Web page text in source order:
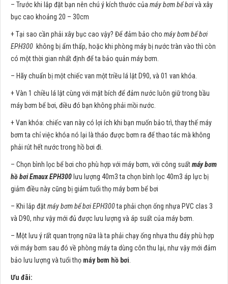
– Trước khi lắp đặt bạn nên chú ý kích thước củamáy bơm bể bơivà xây
bục cao khoảng 20 – 30cm
+ Tại sao cần phải xây bục cao vậy? Để đảm bảo cho máy bơm bể bơi
EPH300 không bị ẩm thấp, hoặc khi phòng máy bị nước tràn vào thì còn
có một thời gian nhất định để ta bảo quản máy bơm.
– Hãy chuẩn bị một chiếc van một triều lá lật D90, và 01 van khóa.
+ Vàn 1 chiều lá lật cùng với mặt bích để đảm nước luôn giữ trong bầu
máy bơm bể bơi, điều đó bạn không phải mồi nước.
+ Van khóa: chiếc van này có lợi ích khi bạn muốn bảo trì, thay thế máy
bơm ta chỉ việc khóa nó lại là tháo được bơm ra để thao tác mà không
phải rút hết nước trong hồ bơi đi.
– Chọn bình lọc bể bơi cho phù hợp với máy bơm, với công suấtmáy bơm
hồ bơi Emaux EPH300 lưu lượng 40m3 ta chọn bình lọc 40m3 áp lực bị
giảm điều này cũng bị giảm tuổi thọ máy bơm bể bơi
– Khi lắp đặtmáy bơm bể bơi EPH300ta phải chọn ống nhựa PVC clas 3
và D90, như vậy mới đủ được lưu lượng và áp suất của máy bơm.
– Một lưu ý rất quan trọng nữa là ta phải chạy ống nhựa thu đáy phù hợp
với máy bơm sau đó về phòng máy ta dùng côn thu lại, như vậy mới đảm
bảo lưu lượng và tuổi thọ máy bơm hồ bơi.
Ưu đãi: